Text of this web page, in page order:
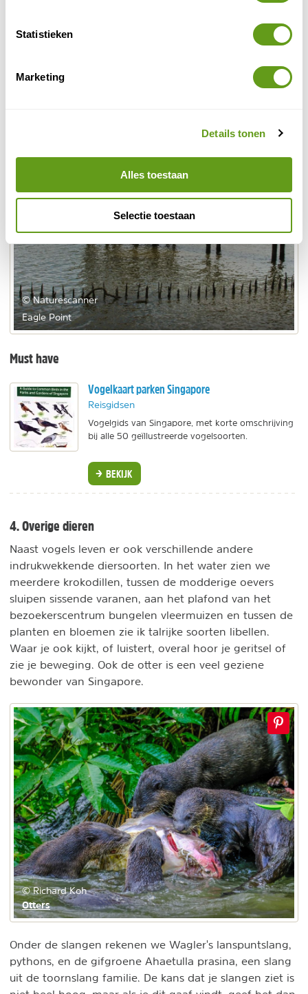
Statistieken
Marketing
Details tonen
Alles toestaan
Selectie toestaan
arenden te zien. Terwijl de wolkenkrabbers van Maleisië
de skyline bepalen, zweeft de majestueuze vogel om
de Kranji Way zit ook een nest, dus check daar ook
© Naturescanner
Eagle Point
Must have
Vogelkaart parken Singapore
Reisgidsen
Vogelgids van Singapore, met korte omschrijving
bij alle 50 geïllustreerde vogelsoorten.
BEKIJK
4. Overige dieren
Naast vogels leven er ook verschillende andere
indrukwekkende diersoorten. In het water zien we
meerdere krokodillen, tussen de modderige oevers
sluipen sissende varanen, aan het plafond van het
bezoekerscentrum bungelen vleermuizen en tussen de
planten en bloemen zie ik talrijke soorten libellen.
Waar je ook kijkt, of luistert, overal hoor je geritsel of
zie je beweging. Ook de otter is een veel geziene
bewonder van Singapore.
© Richard Koh
Otters
Onder de slangen rekenen we Wagler's lanspuntslang,
pythons, en de gifgroene Ahaetulla prasina, een slang
uit de toornslang familie. De kans dat je slangen ziet is